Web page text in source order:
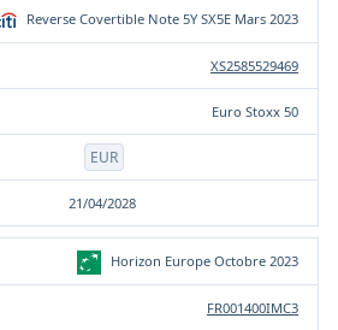
Sottostante/i Valuta Scadenza
Reverse Covertible Note 5Y SX5E Mars 2023
XS2585529469
Euro Stoxx 50
EUR
21/04/2028
Horizon Europe Octobre 2023
FR001400IMC3